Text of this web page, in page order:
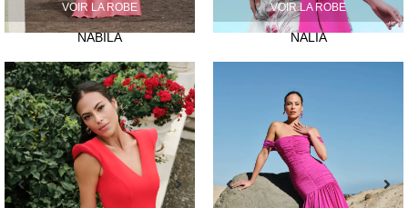
VOIR LA ROBE
NABILA
VOIR LA ROBE
NALIA